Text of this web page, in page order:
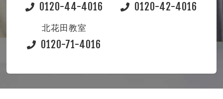
0120-44-4016 0120-42-4016
北花田教室
0120-71-4016